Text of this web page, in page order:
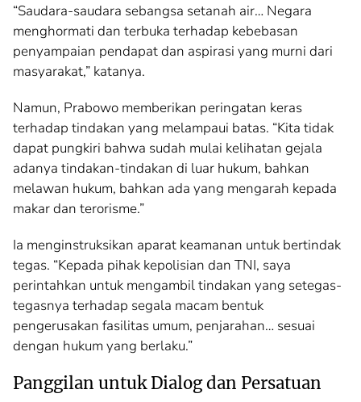
“Saudara-saudara sebangsa setanah air… Negara
menghormati dan terbuka terhadap kebebasan
penyampaian pendapat dan aspirasi yang murni dari
masyarakat,” katanya.
Namun, Prabowo memberikan peringatan keras
terhadap tindakan yang melampaui batas. “Kita tidak
dapat pungkiri bahwa sudah mulai kelihatan gejala
adanya tindakan-tindakan di luar hukum, bahkan
melawan hukum, bahkan ada yang mengarah kepada
makar dan terorisme.”
Ia menginstruksikan aparat keamanan untuk bertindak
tegas. “Kepada pihak kepolisian dan TNI, saya
perintahkan untuk mengambil tindakan yang setegas-
tegasnya terhadap segala macam bentuk
pengerusakan fasilitas umum, penjarahan… sesuai
dengan hukum yang berlaku.”
Panggilan untuk Dialog dan Persatuan